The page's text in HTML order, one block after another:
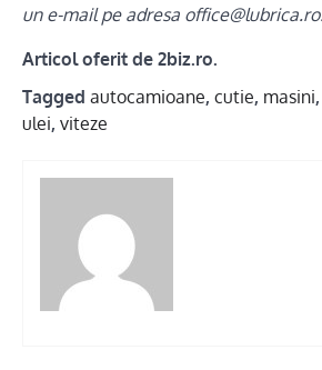
un e-mail pe adresa
Articol oferit de 2biz.ro.
Tagged autocamioane, cutie, masini,
ulei, viteze